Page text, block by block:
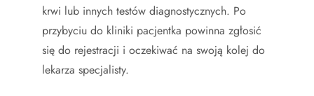
krwi lub innych testów diagnostycznych. Po
przybyciu do kliniki pacjentka powinna zgłosić
się do rejestracji i oczekiwać na swoją kolej do
lekarza specjalisty.